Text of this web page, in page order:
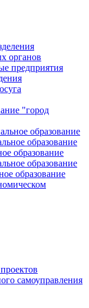
органов
предприятия
"город
образование
образование
образование
образование
образование
самоуправления